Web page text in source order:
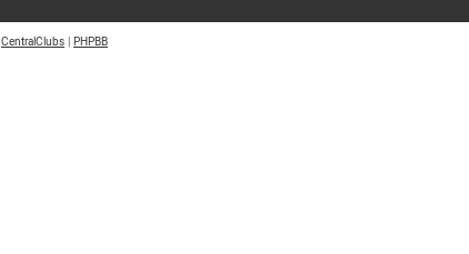
PHPBB
|
CentralClubs